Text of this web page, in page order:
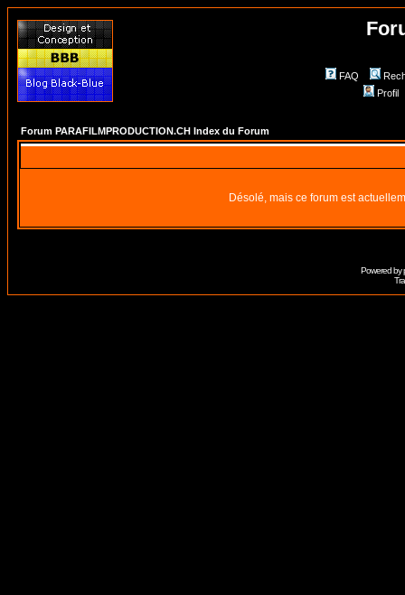
FAQ
Profil
Forum PARAFILMPRODUCTION.CH Index du Forum
Désolé, mais ce forum est
Powered by